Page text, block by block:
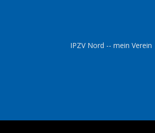
IPZV Nord -- mein Verein